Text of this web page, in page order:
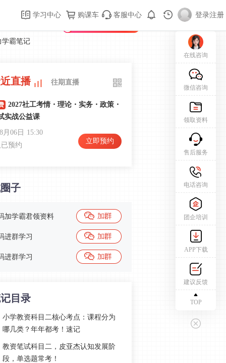
购课车 登录/注册
学习中心 购课车 客服中心 登录|注册
学霸笔记
直播 往期直播
2027社工考情・理论・实务・政策・
实战公益课
月06日
15:30
预约
立即预约
08月13日
子
加学霸君领资料
进群学习
进群学习
目录
小学教资科目二核心考点：课程分为
哪几类？年年都考！速记
教资笔试科目二，皮亚杰认知发展阶
段，单选题常考！
在线咨询
微信咨询
领取资料
售后服务
电话咨询
团企培训
APP下载
建议反馈
TOP